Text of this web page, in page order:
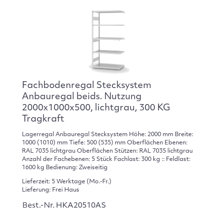
Fachbodenregal Stecksystem
Anbauregal beids. Nutzung
2000x1000x500, lichtgrau, 300 KG
Tragkraft
Lagerregal Anbauregal Stecksystem Höhe: 2000 mm Breite:
1000 (1010) mm Tiefe: 500 (535) mm Oberflächen Ebenen:
RAL 7035 lichtgrau Oberflächen Stützen: RAL 7035 lichtgrau
Anzahl der Fachebenen: 5 Stück Fachlast: 300 kg :: Feldlast:
1600 kg Bedienung: Zweiseitig
Lieferzeit: 5 Werktage (Mo.-Fr.)
Lieferung: Frei Haus
Best.-Nr. HKA20510AS